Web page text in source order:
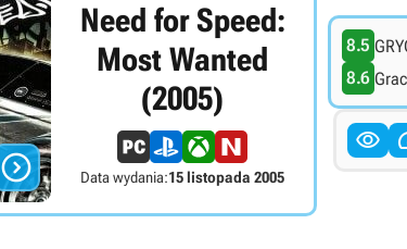

Need for Speed:
Most Wanted
(2005)
Data wydania:15 listopada 2005
8.5
8.6
